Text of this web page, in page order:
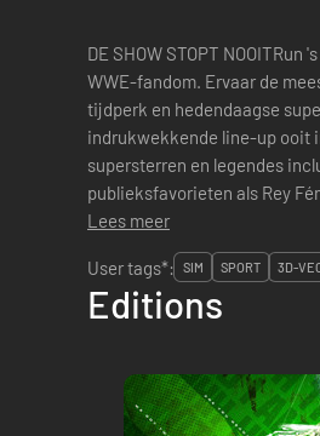
DE SHOW STOPT
WWE-fandom. Ervaar de
tijdperk en hedendaagse
indrukwekkende line-up ooit
supersterren en legendes
Lees meer
User tags*:
SIM SPORT 3D-
Editions